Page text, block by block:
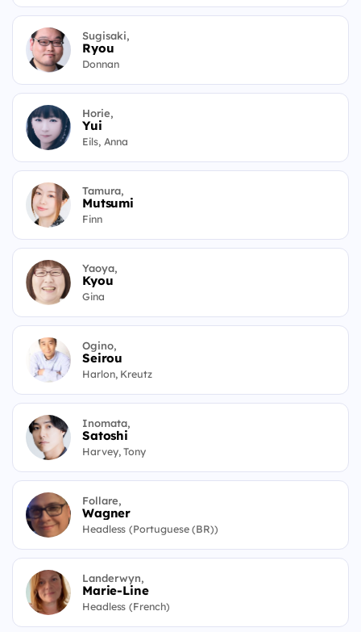
Sugisaki,
Ryou
Donnan
Horie,
Yui
Eils, Anna
Tamura,
Mutsumi
Finn
Yaoya,
Kyou
Gina
Ogino,
Seirou
Harlon, Kreutz
Inomata,
Satoshi
Harvey, Tony
Follare,
Wagner
Headless (Portuguese (BR))
Landerwyn,
Marie-Line
Headless (French)